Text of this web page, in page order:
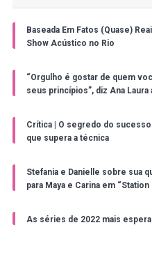
Baseada Em Fatos (Quase)
Show Acústico no Rio
“Orgulho é gostar de quem
seus princípios”, diz Ana
Crítica | O segredo do
que supera a técnica
Stefania e Danielle sobre sua
para Maya e Carina em “Station
As séries de 2022 mais